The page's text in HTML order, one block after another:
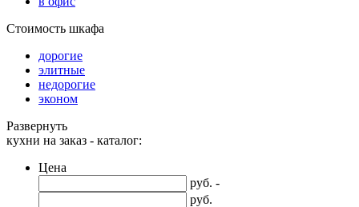
Стоимость шкафа
дорогие
элитные
недорогие
эконом
Развернуть
кухни на заказ - каталог:
Цена
руб. -
руб.